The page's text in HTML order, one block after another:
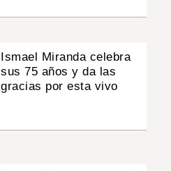
Ismael Miranda celebra
sus 75 años y da las
gracias por esta vivo